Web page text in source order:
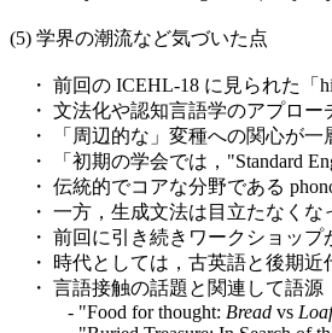
(5) 学界の潮流など気づいた点
・ 前回の ICEHL-18 に見られた「
・ 文法化や認知言語学のアプロー
・ 「周辺的な」変種への関心が一
・ 「初期の学会では，"Standard
・ 伝統的でコアな分野である
・ 一方，生成文法は目立たなくな
・ 前回に引き続きワークショップ
・ 時代としては，古英語と後期近
・ 言語接触の話題と関連して語源
- "Food for thought: Bread vs Loaf